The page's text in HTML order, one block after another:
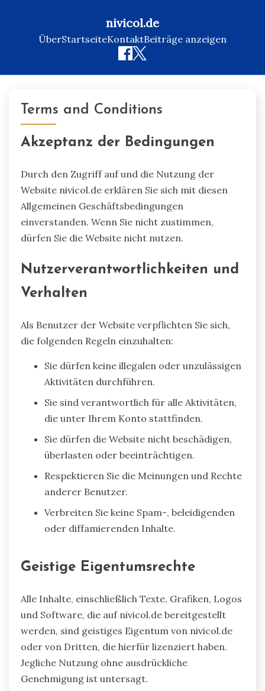
nivicol.de
ÜberStartseiteKontaktBeiträge anzeigen
contentTerms and Conditions
Akzeptanz der Bedingungen
Durch den Zugriff auf und die Nutzung der
Website nivicol.de erklären Sie sich mit diesen
Allgemeinen Geschäftsbedingungen
einverstanden. Wenn Sie nicht zustimmen,
dürfen Sie die Website nicht nutzen.
Nutzerverantwortlichkeiten und
Verhalten
Als Benutzer der Website verpflichten Sie sich,
die folgenden Regeln einzuhalten:
Sie dürfen keine illegalen oder unzulässigen
Aktivitäten durchführen.
Sie sind verantwortlich für alle Aktivitäten,
die unter Ihrem Konto stattfinden.
Sie dürfen die Website nicht beschädigen,
überlasten oder beeinträchtigen.
Respektieren Sie die Meinungen und Rechte
anderer Benutzer.
Verbreiten Sie keine Spam-, beleidigenden
oder diffamierenden Inhalte.
Geistige Eigentumsrechte
Alle Inhalte, einschließlich Texte, Grafiken, Logos
und Software, die auf nivicol.de bereitgestellt
werden, sind geistiges Eigentum von nivicol.de
oder von Dritten, die hierfür lizenziert haben.
Jegliche Nutzung ohne ausdrückliche
Genehmigung ist untersagt.